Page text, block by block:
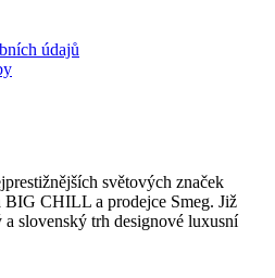
údajů
světových značek
CHILL a prodejce Smeg. Již
a slovenský trh designové luxusní